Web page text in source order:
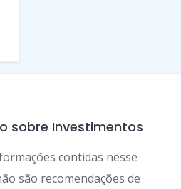
sobre Investimentos
contidas nesse
são recomendações de